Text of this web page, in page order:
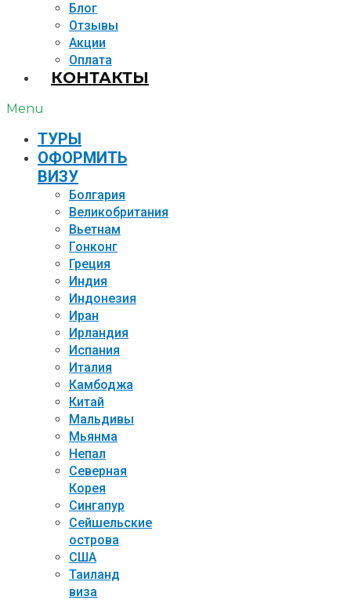
Блог
Отзывы
Акции
Оплата
КОНТАКТЫ
Menu
TУРЫ
ОФОРМИТЬ
ВИЗУ
Болгария
Великобритания
Вьетнам
Гонконг
Греция
Индия
Индонезия
Иран
Ирландия
Испания
Италия
Камбоджа
Китай
Мальдивы
Мьянма
Непал
Северная
Корея
Сингапур
Сейшельские
острова
США
Таиланд
виза